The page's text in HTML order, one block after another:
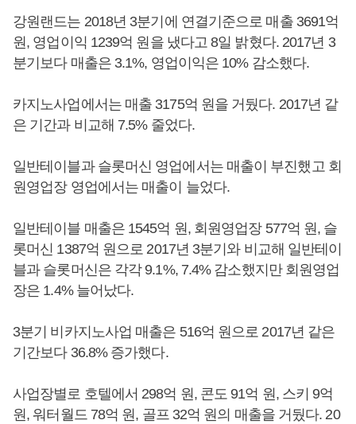
강원랜드는 2018년 3분기에 연결기준으로 매출 3691억
원, 영업이익 1239억 원을 냈다고 8일 밝혔다. 2017년 3
분기보다 매출은 3.1%, 영업이익은 10% 감소했다.
카지노사업에서는 매출 3175억 원을 거뒀다. 2017년 같
은 기간과 비교해 7.5% 줄었다.
일반테이블과 슬롯머신 영업에서는 매출이 부진했고 회
원영업장 영업에서는 매출이 늘었다.
일반테이블 매출은 1545억 원, 회원영업장 577억 원, 슬
롯머신 1387억 원으로 2017년 3분기와 비교해 일반테이
블과 슬롯머신은 각각 9.1%, 7.4% 감소했지만 회원영업
장은 1.4% 늘어났다.
3분기 비카지노사업 매출은 516억 원으로 2017년 같은
기간보다 36.8% 증가했다.
사업장별로 호텔에서 298억 원, 콘도 91억 원, 스키 9억
원, 워터월드 78억 원, 골프 32억 원의 매출을 거뒀다. 20